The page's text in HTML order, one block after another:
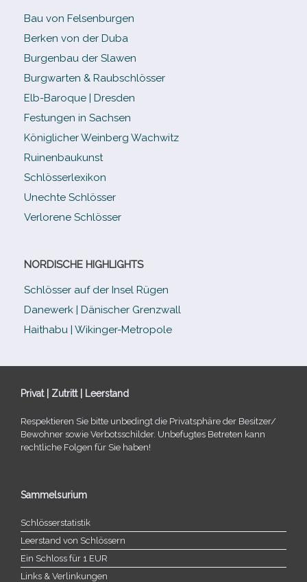
Bau von Felsenburgen
Berken von der Duba
Burgenbau der Slawen
Burgwarten & Raubschlösser
Elb-​Baroque | Dresden
Festungen in Sachsen
Königlicher Weinberg Wachwitz
Ruinenbaukunst
Schlösserlexikon
Unechte Schlösser
Verlorene Schlösser
NORDISCHE HIGHLIGHTS
Schlösser auf der Insel Rügen
Danewerk | Dänischer Grenzwall
Haithabu | Wikinger-Metropole
Privat | Zutritt | Leerstand
Respektieren Sie bitte unbe­dingt die Privatsphäre der Besitzer/​
Bewohner sowie Verbotsschilder. Unbefugtes Betreten kann
recht­li­che Folgen für Sie haben!
Sammelsurium
Schlösserstatistik
Leerstand von Schlössern
Ein Schloss für 1 EUR
Links & Verlinkungen